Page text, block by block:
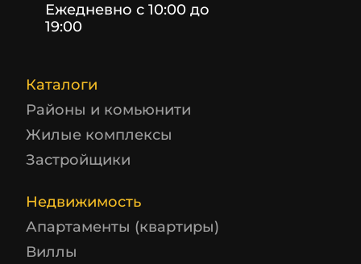
Ежедневно с 10:00 до
19:00
Каталоги
Районы и комьюнити
Жилые комплексы
Застройщики
Недвижимость
Апартаменты (квартиры)
Виллы